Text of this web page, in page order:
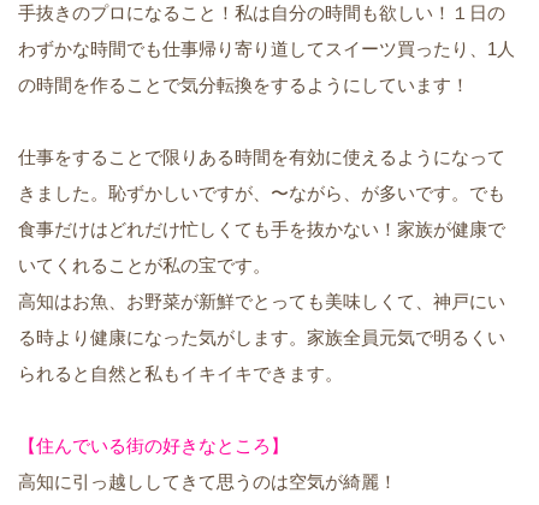
手抜きのプロになること！私は自分の時間も欲しい！１日の
わずかな時間でも仕事帰り寄り道してスイーツ買ったり、1人
の時間を作ることで気分転換をするようにしています！
仕事をすることで限りある時間を有効に使えるようになって
きました。恥ずかしいですが、〜ながら、が多いです。でも
食事だけはどれだけ忙しくても手を抜かない！家族が健康で
いてくれることが私の宝です。
高知はお魚、お野菜が新鮮でとっても美味しくて、神戸にい
る時より健康になった気がします。家族全員元気で明るくい
られると自然と私もイキイキできます。
【住んでいる街の好きなところ】
高知に引っ越ししてきて思うのは空気が綺麗！